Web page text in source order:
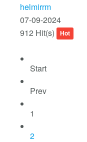
helmirrm
07-09-2024
912 Hit(s)
Hot
Start
Prev
1
2